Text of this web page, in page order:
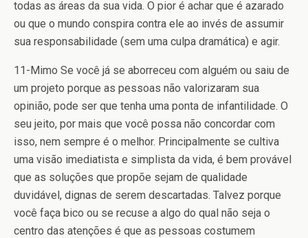
todas as áreas da sua vida. O pior é achar que é azarado
ou que o mundo conspira contra ele ao invés de assumir
sua responsabilidade (sem uma culpa dramática) e agir.
11-Mimo Se você já se aborreceu com alguém ou saiu de
um projeto porque as pessoas não valorizaram sua
opinião, pode ser que tenha uma ponta de infantilidade. O
seu jeito, por mais que você possa não concordar com
isso, nem sempre é o melhor. Principalmente se cultiva
uma visão imediatista e simplista da vida, é bem provável
que as soluções que propõe sejam de qualidade
duvidável, dignas de serem descartadas. Talvez porque
você faça bico ou se recuse a algo do qual não seja o
centro das atenções é que as pessoas costumem